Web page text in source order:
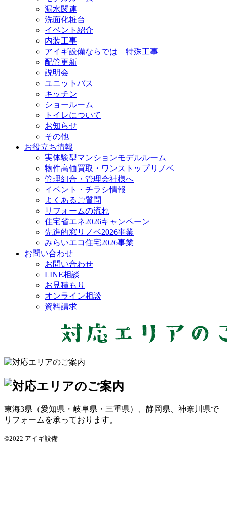
漏水関連
洗面化粧台
イベント紹介
内装工事
アイギ設備ならでは 特殊工事
配管更新
説明会
ユニットバス
キッチン
ショールーム
トイレについて
お知らせ
その他
お役立ち情報
実体験型マンションモデルルーム
物件高価買取・ワンストップリノベ
管理組合・管理会社様へ
イベント・チラシ情報
よくあるご質問
リフォームの流れ
住宅省エネ2026キャンペーン
先進的窓リノベ2026事業
みらいエコ住宅2026事業
お問い合わせ
お問い合わせ
LINE相談
お見積もり
オンライン相談
資料請求
東海3県（愛知県・岐阜県・三重県）、静岡県、神奈川県で
リフォームを承っております。
©2022 アイギ設備